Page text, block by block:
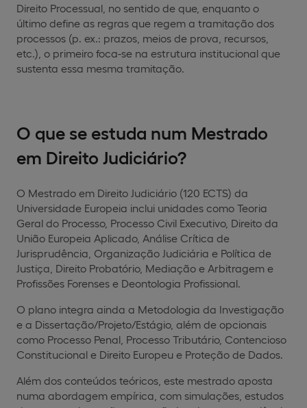
Direito Processual, no sentido de que, enquanto o
último define as regras que regem a tramitação dos
processos (p. ex.: prazos, meios de prova, recursos,
etc.), o primeiro foca-se na estrutura institucional que
sustenta essa mesma tramitação.
O que se estuda num Mestrado
em Direito Judiciário?
O Mestrado em Direito Judiciário (120 ECTS) da
Universidade Europeia inclui unidades como Teoria
Geral do Processo, Processo Civil Executivo, Direito da
União Europeia Aplicado, Análise Crítica de
Jurisprudência, Organização Judiciária e Política de
Justiça, Direito Probatório, Mediação e Arbitragem e
Profissões Forenses e Deontologia Profissional.
O plano integra ainda a Metodologia da Investigação
e a Dissertação/Projeto/Estágio, além de opcionais
como Processo Penal, Processo Tributário, Contencioso
Constitucional e Direito Europeu e Proteção de Dados.
Além dos conteúdos teóricos, este mestrado aposta
numa abordagem empírica, com simulações, estudos